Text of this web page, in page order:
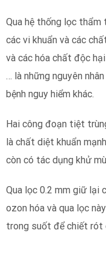
Qua hệ thống lọc thẩm
các vi khuẩn và các
và các hóa chất độc
… là những nguyên
bệnh nguy hiểm khác.
Hai công đoạn tiệt
là chất diệt khuẩn
còn có tác dụng khử
Qua lọc 0.2 mm giữ lại
ozon hóa và qua lọc
trong suốt để chiết rót